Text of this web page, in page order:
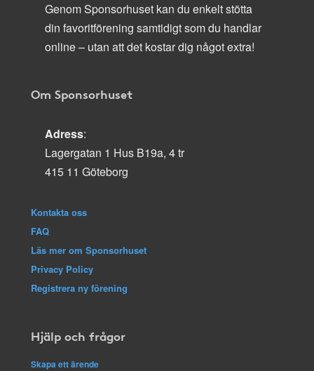
Genom Sponsorhuset kan du enkelt stötta
din favoritförening samtidigt som du handlar
online – utan att det kostar dig något extra!
Om Sponsorhuset
Adress:
Lagergatan 1 Hus B19a, 4 tr
415 11 Göteborg
Kontakta oss
FAQ
Läs mer om Sponsorhuset
Privacy Policy
Registrera ny förening
Hjälp och frågor
Skapa ett ärende